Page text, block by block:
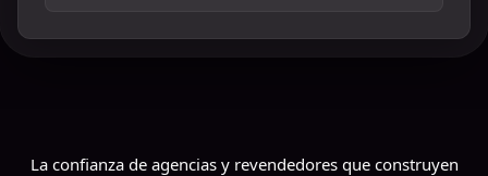
La confianza de agencias y revendedores que construyen